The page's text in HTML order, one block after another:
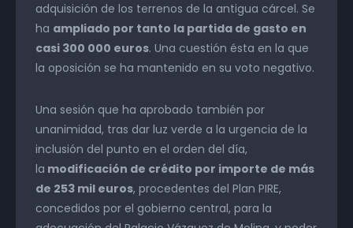
adquisición de los terrenos de la antigua cárcel. Se
ha ampliado por tanto la partida de gasto en
casi 300 000 euros. Una cuestión ésta en la que
la oposición se ha mantenido en su voto negativo.
Una sesión que ha aprobado también por
unanimidad, tras dar luz verde a la urgencia de la
inclusión del punto en el orden del día,
la modificación de crédito por importe de más
de 253 mil euros, procedentes del Plan PIRE,
concedidos por el gobierno central, para la